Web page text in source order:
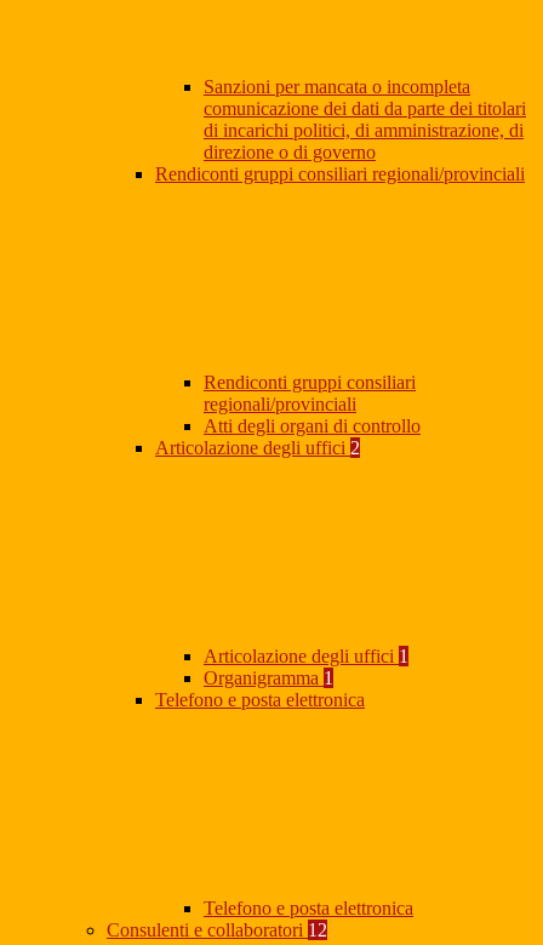
Sanzioni per mancata o incompleta
comunicazione dei dati da parte dei titolari
di incarichi politici, di amministrazione, di
direzione o di governo
Rendiconti gruppi consiliari regionali/provinciali
Rendiconti gruppi consiliari
regionali/provinciali
Atti degli organi di controllo
Articolazione degli uffici 2
Articolazione degli uffici 1
Organigramma 1
Telefono e posta elettronica
Telefono e posta elettronica
Consulenti e collaboratori 12